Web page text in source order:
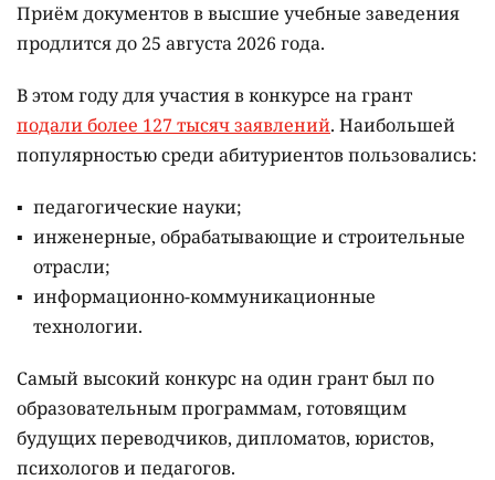
Приём документов в высшие учебные заведения
продлится до 25 августа 2026 года.
В этом году для участия в конкурсе на грант
подали более 127 тысяч заявлений. Наибольшей
популярностью среди абитуриентов пользовались:
педагогические науки;
инженерные, обрабатывающие и строительные
отрасли;
информационно-коммуникационные
технологии.
Самый высокий конкурс на один грант был по
образовательным программам, готовящим
будущих переводчиков, дипломатов, юристов,
психологов и педагогов.